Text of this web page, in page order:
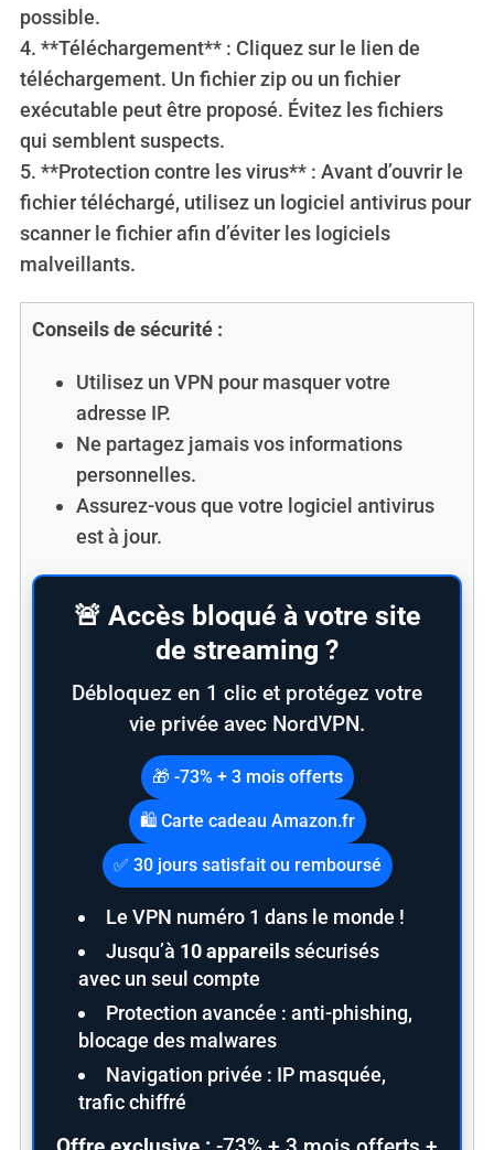
possible.
4. **Téléchargement** : Cliquez sur le lien de
téléchargement. Un fichier zip ou un fichier
exécutable peut être proposé. Évitez les fichiers
qui semblent suspects.
5. **Protection contre les virus** : Avant d’ouvrir le
fichier téléchargé, utilisez un logiciel antivirus pour
scanner le fichier afin d’éviter les logiciels
malveillants.
Conseils de sécurité :
Utilisez un VPN pour masquer votre
adresse IP.
Ne partagez jamais vos informations
personnelles.
Assurez-vous que votre logiciel antivirus
est à jour.
🚨 Accès bloqué à votre site
de streaming ?
Débloquez en 1 clic et protégez votre
vie privée avec NordVPN.
🎁 -73% + 3 mois offerts
🛍️ Carte cadeau Amazon.fr
✅ 30 jours satisfait ou remboursé
Le VPN numéro 1 dans le monde !
Jusqu’à 10 appareilssécurisés
avec un seul compte
Protection avancée : anti-phishing,
blocage des malwares
Navigation privée : IP masquée,
trafic chiffré
e
a
r
c
f